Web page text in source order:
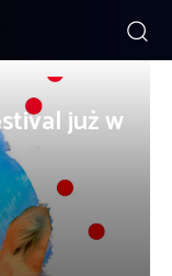
już w